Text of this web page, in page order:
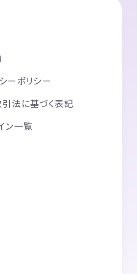
ーポリシー
法に基づく表記
ン一覧